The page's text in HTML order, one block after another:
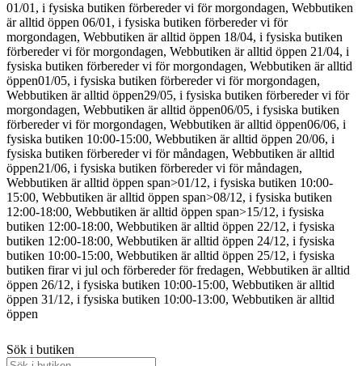
01/01, i fysiska butiken förbereder vi för morgondagen, Webbutiken
är alltid öppen 06/01, i fysiska butiken förbereder vi för
morgondagen, Webbutiken är alltid öppen 18/04, i fysiska butiken
förbereder vi för morgondagen, Webbutiken är alltid öppen 21/04, i
fysiska butiken förbereder vi för morgondagen, Webbutiken är alltid
öppen01/05, i fysiska butiken förbereder vi för morgondagen,
Webbutiken är alltid öppen29/05, i fysiska butiken förbereder vi för
morgondagen, Webbutiken är alltid öppen06/05, i fysiska butiken
förbereder vi för morgondagen, Webbutiken är alltid öppen06/06, i
fysiska butiken 10:00-15:00, Webbutiken är alltid öppen 20/06, i
fysiska butiken förbereder vi för måndagen, Webbutiken är alltid
öppen21/06, i fysiska butiken förbereder vi för måndagen,
Webbutiken är alltid öppen span>01/12, i fysiska butiken 10:00-
15:00, Webbutiken är alltid öppen span>08/12, i fysiska butiken
12:00-18:00, Webbutiken är alltid öppen span>15/12, i fysiska
butiken 12:00-18:00, Webbutiken är alltid öppen 22/12, i fysiska
butiken 12:00-18:00, Webbutiken är alltid öppen 24/12, i fysiska
butiken 10:00-15:00, Webbutiken är alltid öppen 25/12, i fysiska
butiken firar vi jul och förbereder för fredagen, Webbutiken är alltid
öppen 26/12, i fysiska butiken 10:00-15:00, Webbutiken är alltid
öppen 31/12, i fysiska butiken 10:00-13:00, Webbutiken är alltid
öppen
Sök i butiken